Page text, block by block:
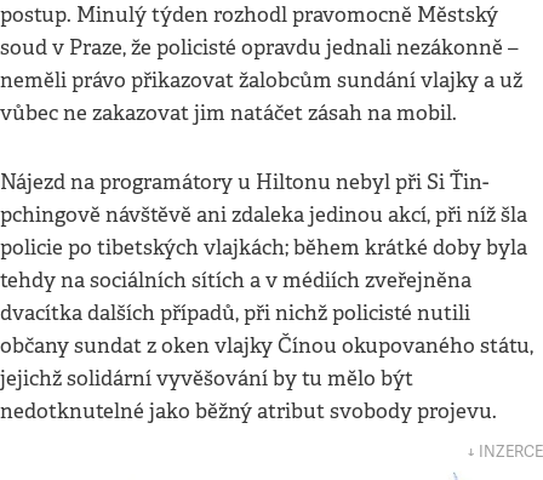
postup. Minulý týden rozhodl pravomocně Městský
soud v Praze, že policisté opravdu jednali nezákonně –
neměli právo přikazovat žalobcům sundání vlajky a už
vůbec ne zakazovat jim natáčet zásah na mobil.
Nájezd na programátory u Hiltonu nebyl při Si Ťin-
pchingově návštěvě ani zdaleka jedinou akcí, při níž šla
policie po tibetských vlajkách; během krátké doby byla
tehdy na sociálních sítích a v médiích zveřejněna
dvacítka dalších případů, při nichž policisté nutili
občany sundat z oken vlajky Čínou okupovaného státu,
jejichž solidární vyvěšování by tu mělo být
nedotknutelné jako běžný atribut svobody projevu.
↓ INZERCE